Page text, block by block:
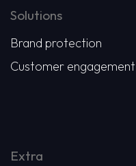
Solutions
Brand protection
Customer engagement
Extra